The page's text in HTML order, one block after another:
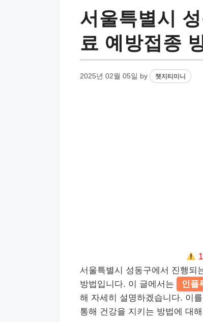
서울특별시
료 예방접종
2025년 02월 05일 by 챗지티미니
서울특별시 성동구에서 진행되
방법입니다. 이 글에서는
인플
해 자세히 설명하겠습니다. 이
통해 건강을 지키는 방법에 대